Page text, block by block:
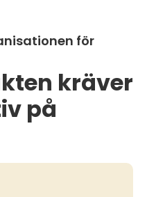
för
kräver
på